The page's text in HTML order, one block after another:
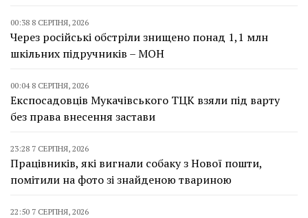
00:38 8 СЕРПНЯ, 2026
Через російські обстріли знищено понад 1,1 млн
шкільних підручників – МОН
00:04 8 СЕРПНЯ, 2026
Експосадовців Мукачівського ТЦК взяли під варту
без права внесення застави
23:28 7 СЕРПНЯ, 2026
Працівників, які вигнали собаку з Нової пошти,
помітили на фото зі знайденою твариною
22:50 7 СЕРПНЯ, 2026